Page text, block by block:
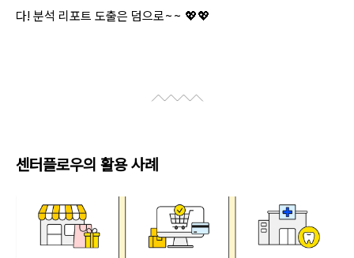
다! 분석 리포트 도출은 덤으로~~ 💖💖
센터플로우의 활용 사례